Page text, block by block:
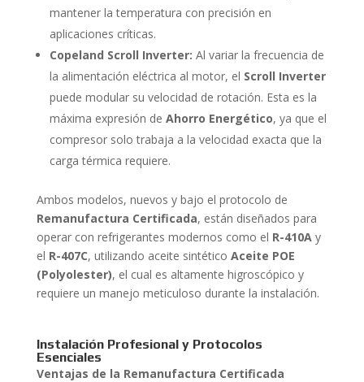
mantener la temperatura con precisión en
aplicaciones críticas.
Copeland Scroll Inverter: Al variar la frecuencia de
la alimentación eléctrica al motor, el Scroll Inverter
puede modular su velocidad de rotación. Esta es la
máxima expresión de Ahorro Energético, ya que el
compresor solo trabaja a la velocidad exacta que la
carga térmica requiere.
Ambos modelos, nuevos y bajo el protocolo de
Remanufactura Certificada, están diseñados para
operar con refrigerantes modernos como el R-410Ay
el R-407C, utilizando aceite sintético Aceite POE
(Polyolester), el cual es altamente higroscópico y
requiere un manejo meticuloso durante la instalación.
Instalación Profesional y Protocolos
Esenciales
Ventajas de la Remanufactura Certificada